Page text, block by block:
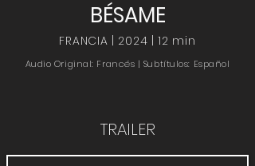
BÉSAME
FRANCIA | 2024 | 12 min
Audio Original: Francés | Subtítulos: Español
TRAILER